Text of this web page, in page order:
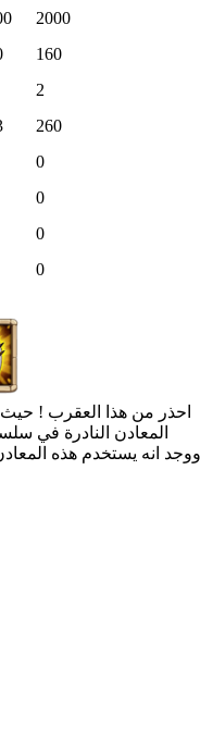
2000
160
2
260
0
0
0
0
احذر من هذا العقرب ! حيث
المعادن النادرة في
ووجد انه يستخدم هذه